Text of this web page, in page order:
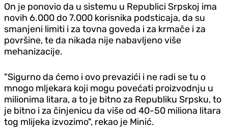
On je ponovio da u sistemu u Republici Srpskoj ima
novih 6.000 do 7.000 korisnika podsticaja, da su
smanjeni limiti i za tovna goveda i za krmače i za
površine, te da nikada nije nabavljeno više
mehanizacije.
"Sigurno da ćemo i ovo prevazići i ne radi se tu o
mnogo mljekara koji mogu povećati proizvodnju u
milionima litara, a to je bitno za Republiku Srpsku, to
je bitno i za činjenicu da više od 40-50 miliona litara
tog mlijeka izvozimo", rekao je Minić.